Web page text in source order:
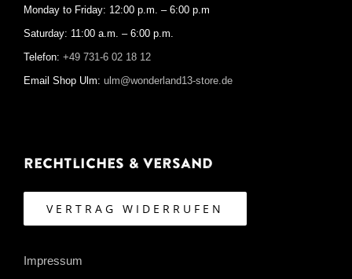
Monday to Friday: 12:00 p.m. – 6:00 p.m
Saturday: 11:00 a.m. – 6:00 p.m.
Telefon: +49 731-6 02 18 12
Email Shop Ulm: ulm@wonderland13-store.de
Rechtliches & Versand
VERTRAG WIDERRUFEN
Impressum